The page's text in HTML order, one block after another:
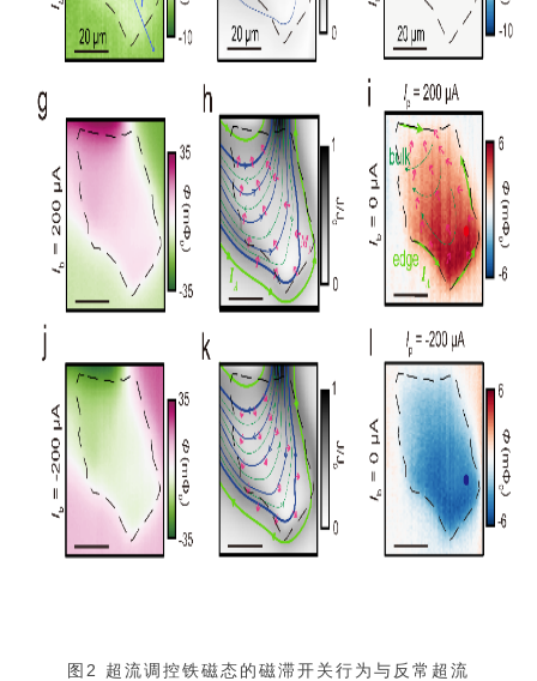
图2 超流调控铁磁态的磁滞开关行为与反常超流